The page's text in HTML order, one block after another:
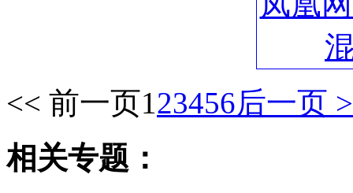
<< 前一页123456后一页
相关专题：